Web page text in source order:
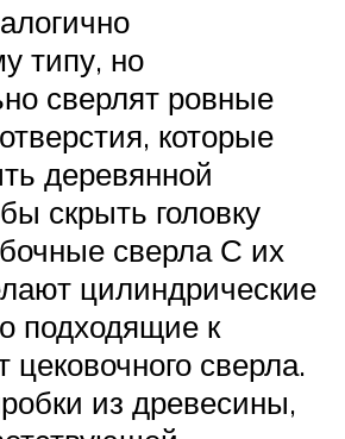
типу, но
сверлят ровные
которые
деревянной
скрыть головку
сверла С их
цилиндрические
подходящие к
цековочного сверла.
из древесины,